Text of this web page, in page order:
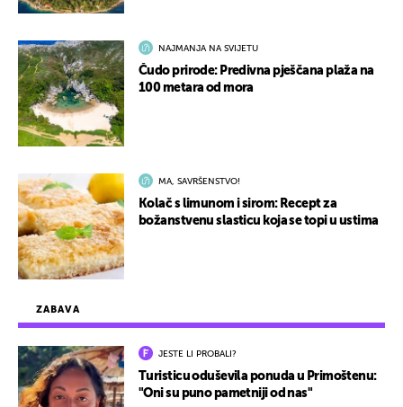
ZABAVA
JESTE LI PROBALI?
Turisticu oduševila ponuda u Primoštenu:
"Oni su puno pametniji od nas"
NAJMANJA NA SVIJETU
Čudo prirode: Predivna pješčana plaža na
100 metara od mora
MA, SAVRŠENSTVO!
Kolač s limunom i sirom: Recept za
božanstvenu slasticu koja se topi u ustima